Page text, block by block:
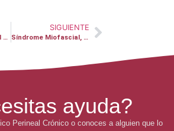
Síndrome Miofascial – Jordi
SIGUIENTE
Síndrome Miofascial, Prostatitis y Cluneales – Javier
ayuda?
Perineal Crónico o conoces a alguien que lo